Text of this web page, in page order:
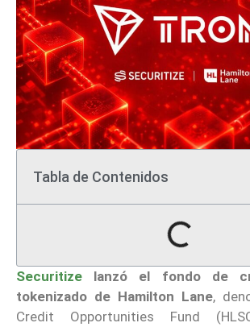
Tabla de Contenidos
Securitize
lanzó el fondo de
tokenizado de Hamilton Lane,
Credit Opportunities Fund